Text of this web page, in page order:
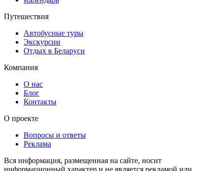
Путешествия
Автобусные туры
Экскурсии
Отдых в Беларуси
Компания
О нас
Блог
Контакты
О проекте
Вопросы и ответы
Реклама
Вся информация, размещенная на сайте, носит
информационный характер и не является рекламой или